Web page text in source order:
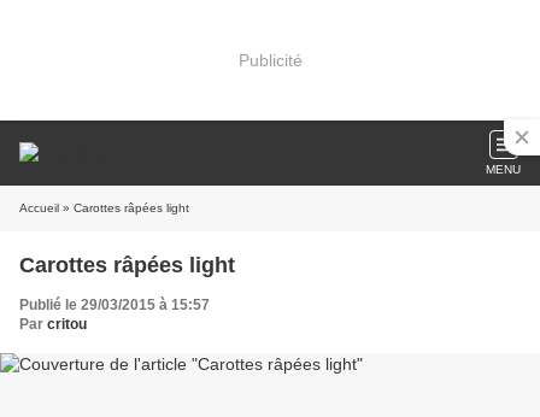
Publicité
MENU
Accueil » Carottes râpées light
Carottes râpées light
Publié le 29/03/2015 à 15:57
Par critou